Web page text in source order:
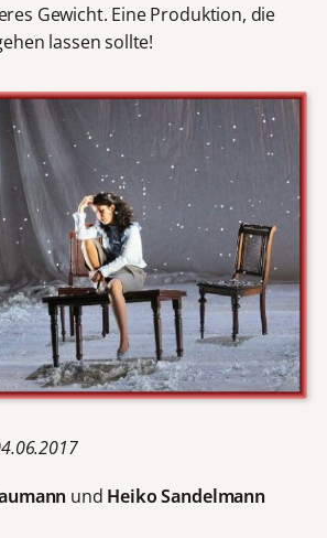
Gewicht. Eine Produktion, die
lassen sollte!
und Heiko Sandelmann